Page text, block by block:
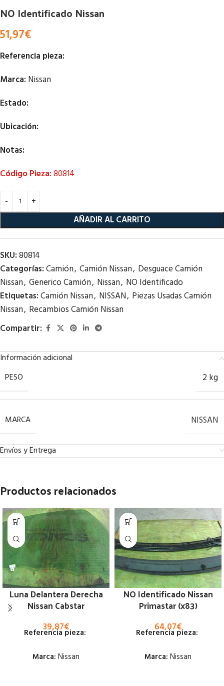
NO Identificado Nissan
51,97€
Referencia pieza:
Marca: Nissan
Estado:
Ubicación:
Notas:
Código Pieza:80814
AÑADIR AL CARRITO
SKU:80814
Categorías:Camión, Camión Nissan, Desguace Camión
Nissan, Generico Camión, Nissan, NO Identificado
Etiquetas:Camión Nissan, NISSAN, Piezas Usadas Camión
Nissan, Recambios Camión Nissan
Compartir:
Información adicional
PESO
2 kg
MARCA NISSAN
Envíos y Entrega
Productos relacionados
Luna Delantera Derecha
Nissan Cabstar
39,87€
Referencia pieza:
Marca: Nissan
NO Identificado Nissan
Primastar (x83)
64,07€
Referencia pieza:
Marca: Nissan